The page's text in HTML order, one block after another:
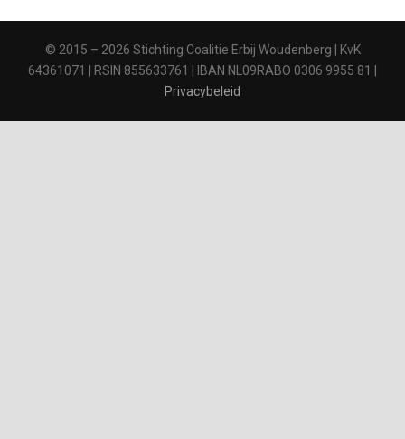
© 2015 – 2026 Stichting Coalitie Erbij Woudenberg | KvK
64361071 | RSIN 855633761 | IBAN NL09RABO 0306 9955 81 |
Privacybeleid